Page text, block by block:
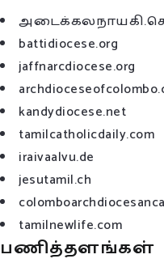
battidiocese.org
jaffnarcdiocese.org
kandydiocese.net
tamilcatholicdaily.com
iraivaalvu.de
jesutamil.ch
tamilnewlife.com
பணித்தளங்கள்